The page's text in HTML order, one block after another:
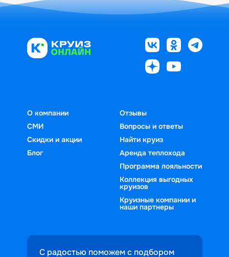
О компании
СМИ
Скидки и акции
Блог
Отзывы
Вопросы и ответы
Найти круиз
Аренда теплохода
Программа лояльности
Коллекция выгодных
круизов
Круизные компании и
наши партнеры
С радостью поможем с подбором